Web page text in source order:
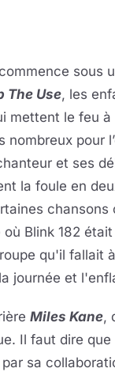
sous
The Use, les
mettent le feu à
nombreux pour
et ses
la foule en
chansons
Blink 182 était
qu'il fallait
journée et
Miles Kane,
Il faut dire
sa